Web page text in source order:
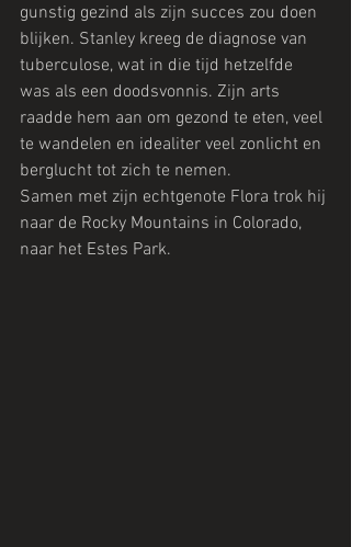
gunstig gezind als zijn succes zou doen
blijken. Stanley kreeg de diagnose van
tuberculose, wat in die tijd hetzelfde
was als een doodsvonnis. Zijn arts
raadde hem aan om gezond te eten, veel
te wandelen en idealiter veel zonlicht en
berglucht tot zich te nemen.
Samen met zijn echtgenote Flora trok hij
naar de Rocky Mountains in Colorado,
naar het Estes Park.